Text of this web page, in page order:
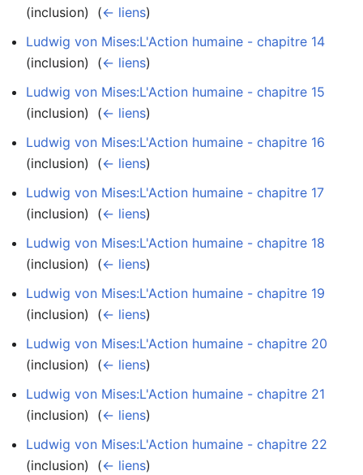
(inclusion) ‎ (← liens)
Ludwig von Mises:L'Action humaine - chapitre 14
(inclusion) ‎ (← liens)
Ludwig von Mises:L'Action humaine - chapitre 15
(inclusion) ‎ (← liens)
Ludwig von Mises:L'Action humaine - chapitre 16
(inclusion) ‎ (← liens)
Ludwig von Mises:L'Action humaine - chapitre 17
(inclusion) ‎ (← liens)
Ludwig von Mises:L'Action humaine - chapitre 18
(inclusion) ‎ (← liens)
Ludwig von Mises:L'Action humaine - chapitre 19
(inclusion) ‎ (← liens)
Ludwig von Mises:L'Action humaine - chapitre 20
(inclusion) ‎ (← liens)
Ludwig von Mises:L'Action humaine - chapitre 21
(inclusion) ‎ (← liens)
Ludwig von Mises:L'Action humaine - chapitre 22
(inclusion) ‎ (← liens)